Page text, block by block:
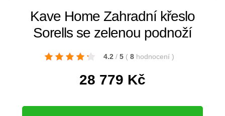
Kave Home Zahradní křeslo
Sorells se zelenou podnoží
4.2 / 5 ( 8 hodnocení )
28 779 Kč